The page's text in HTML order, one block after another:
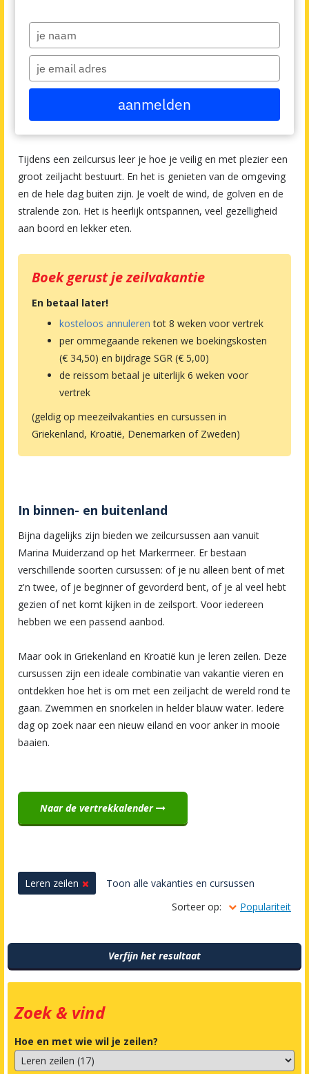
Zeilcursussen op Kajuitjachten
Van april tot en met oktober starten er wekelijkse meerdere
zeilcursussen waar je individueel aan kunt deelnemen. Zowel
in Nederland als in het buitenland. Variërend van intensief of
gevorderd tot instap cursussen of super relaxed zonnige
cursussen in de Mediterrané.
Tijdens een zeilcursus leer je hoe je veilig en met plezier een
groot zeiljacht bestuurt. En het is genieten van de omgeving
en de hele dag buiten zijn. Je voelt de wind, de golven en de
stralende zon. Het is heerlijk ontspannen, veel gezelligheid
aan boord en lekker eten.
Boek gerust je zeilvakantie
En betaal later!
kosteloos annuleren tot 8 weken voor vertrek
per ommegaande rekenen we boekingskosten
(€ 34,50) en bijdrage SGR (€ 5,00)
de reissom betaal je uiterlijk 6 weken voor
vertrek
(geldig op meezeilvakanties en cursussen in
Griekenland, Kroatië, Denemarken of Zweden)
In binnen- en buitenland
Bijna dagelijks zijn bieden we zeilcursussen aan vanuit
Marina Muiderzand op het Markermeer. Er bestaan
verschillende soorten cursussen: of je nu alleen bent of met
z'n twee, of je beginner of gevorderd bent, of je al veel hebt
gezien of net komt kijken in de zeilsport. Voor iedereen
hebben we een passend aanbod.
Maar ook in Griekenland en Kroatië kun je leren zeilen. Deze
cursussen zijn een ideale combinatie van vakantie vieren en
ontdekken hoe het is om met een zeiljacht de wereld rond te
gaan. Zwemmen en snorkelen in helder blauw water. Iedere
dag op zoek naar een nieuw eiland en voor anker in mooie
baaien.
Naar de vertrekkalender
Leren zeilen
Toon alle vakanties en cursussen
Sorteer op:
Populariteit
Verfijn het resultaat
Zoek & vind
Hoe en met wie wil je zeilen?
Type
your
name
Type
your
email
aanmelden